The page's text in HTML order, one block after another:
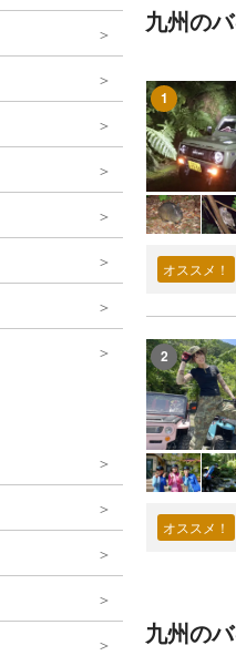
九州の
1
オススメ！
2
オススメ！
九州の